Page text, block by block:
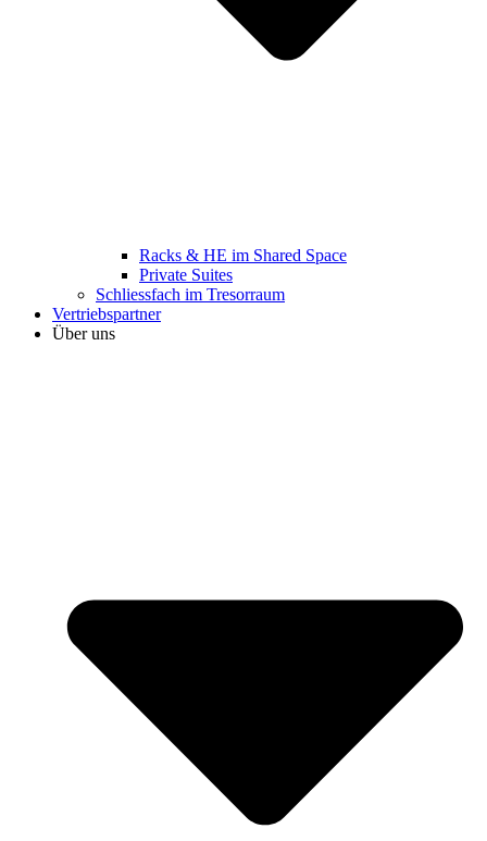
Racks & HE im Shared Space
Private Suites
Schliessfach im Tresorraum
Vertriebspartner
Über uns